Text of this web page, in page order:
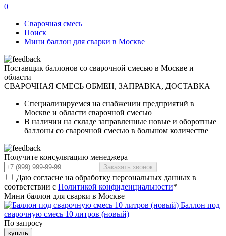
0
Сварочная смесь
Поиск
Мини баллон для сварки в Москве
Поставщик баллонов со сварочной смесью в Москве и
области
СВАРОЧНАЯ СМЕСЬ ОБМЕН, ЗАПРАВКА, ДОСТАВКА
Специализируемся на снабжении предприятий в
Москве и области сварочной смесью
В наличии на складе заправленные новые и оборотные
баллоны со сварочной смесью в большом количестве
Получите консультацию менеджера
Заказать звонок
Даю согласие на обработку персональных данных в
соответствии с Политикой конфиденциальности*
Мини баллон для сварки в Москве
Баллон под
сварочную смесь 10 литров (новый)
По запросу
купить